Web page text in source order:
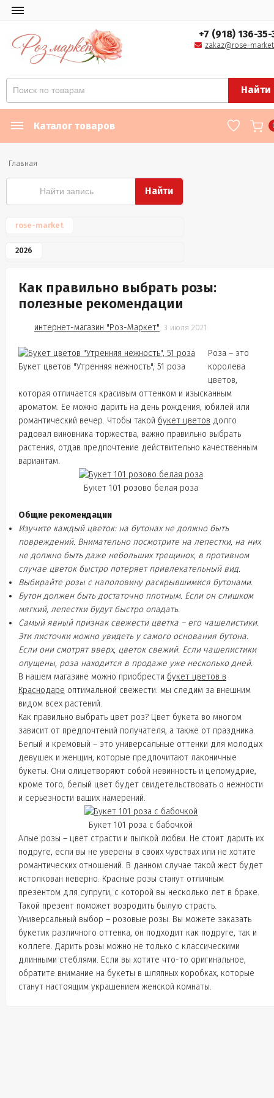
+7 (918) 136-35-
zakaz@rose-
Найти
Каталог товаров
Главная
Найти
rose-market
2026
Как правильно выбрать розы:
полезные рекомендации
интернет-магазин "Роз-Маркет" 3 июля 2021
Букет цветов "Утренняя нежность", 51 роза
Роза – это
королева
цветов,
которая отличается красивым оттенком и изысканным
ароматом. Ее можно дарить на день рождения, юбилей или
романтический вечер. Чтобы такой букет цветов долго
радовал виновника торжества, важно правильно выбрать
растения, отдав предпочтение действительно качественным
вариантам.
Букет 101 розово белая роза
Общие рекомендации
Изучите каждый цветок: на бутонах не должно быть
повреждений. Внимательно посмотрите на лепестки, на них
не должно быть даже небольших трещинок, в противном
случае цветок быстро потеряет привлекательный вид.
Выбирайте розы с наполовину раскрывшимися бутонами.
Бутон должен быть достаточно плотным. Если он слишком
мягкий, лепестки будут быстро опадать.
Самый явный признак свежести цветка – его чашелистики.
Эти листочки можно увидеть у самого основания бутона.
Если они смотрят вверх, цветок свежий. Если чашелистики
опущены, роза находится в продаже уже несколько дней.
В нашем магазине можно приобрести букет цветов в
Краснодаре оптимальной свежести: мы следим за внешним
видом всех растений.
Как правильно выбрать цвет роз? Цвет букета во многом
зависит от предпочтений получателя, а также от праздника.
Белый и кремовый – это универсальные оттенки для молодых
девушек и женщин, которые предпочитают лаконичные
букеты. Они олицетворяют собой невинность и целомудрие,
кроме того, белый цвет будет свидетельствовать о нежности
и серьезности ваших намерений.
Букет 101 роза с бабочкой
Алые розы – цвет страсти и пылкой любви. Не стоит дарить их
подруге, если вы не уверены в своих чувствах или не хотите
романтических отношений. В данном случае такой жест будет
истолкован неверно. Красные розы станут отличным
презентом для супруги, с которой вы несколько лет в браке.
Такой презент поможет возродить былую страсть.
Универсальный выбор – розовые розы. Вы можете заказать
букетик различного оттенка, он подходит как подруге, так и
коллеге. Дарить розы можно не только с классическими
длинными стеблями. Если вы хотите что-то оригинальное,
обратите внимание на букеты в шляпных коробках, которые
станут настоящим украшением женской комнаты.